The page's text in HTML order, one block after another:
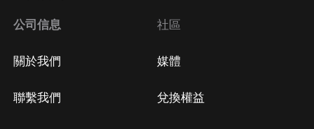
公司信息
關於我們
聯繫我們
社區
媒體
兌換權益